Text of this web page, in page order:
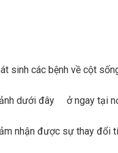
sinh các bệnh về cột
dưới đây
ở ngay tại
nhận được sự thay đổi